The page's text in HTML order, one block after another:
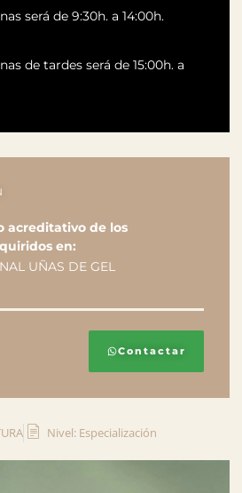
Nivel: Especialización
será de 9:30h. a 14:00h.
de tardes será de 15:00h. a
acreditativo de los
en:
UÑAS DE GEL
Contactar